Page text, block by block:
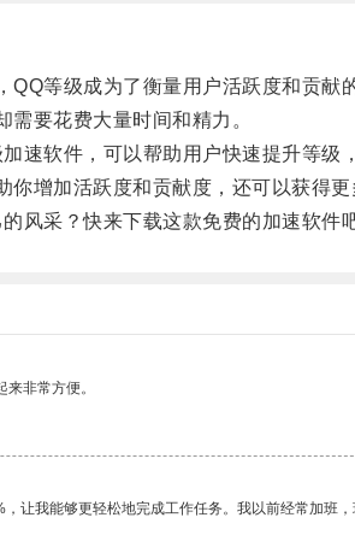
等级成为了衡量用户活跃度和贡献的
要花费大量时间和精力。
软件，可以帮助用户快速提升等级，
增加活跃度和贡献度，还可以获得更
采？快来下载这款免费的加速软件
非常方便。
让我能够更轻松地完成工作任务。我以前经常加班